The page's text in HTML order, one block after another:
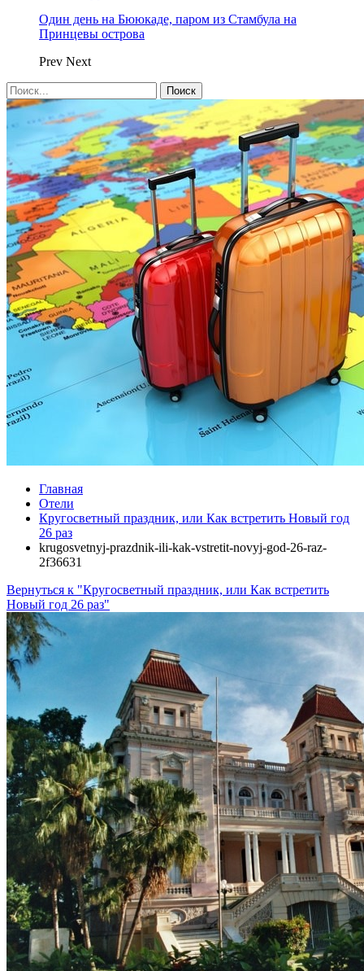
Один день на Бююкаде, паром из Стамбула на
Принцевы острова
Prev Next
Главная
Отели
Кругосветный праздник, или Как встретить Новый год
26 раз
krugosvetnyj-prazdnik-ili-kak-vstretit-novyj-god-26-raz-
2f36631
Вернуться к "Кругосветный праздник, или Как встретить
Новый год 26 раз"